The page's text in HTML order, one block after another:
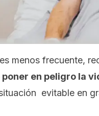
menos frecuente,
en peligro la
evitable en